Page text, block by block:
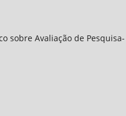
sobre Avaliação de